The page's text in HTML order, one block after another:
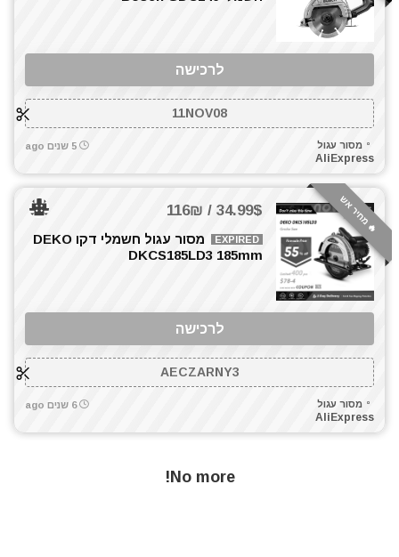
בוקסות הינע 1/2"
ביטים
ביטים, מקדחים ובוקסות
גנרטורים ותחנות כח
חומרי הדבקה ואיטום
טרימר / ראוטר
כלי אינסטלציה
כלי גינון
כלי מדידה
כלים ידניים
כלים לחשמלאים
כרסומים לטרימר / ראוטר
להבים ומתכלים
מאוורר טכני
מברגות מקדחות ומברגונים
מברגים
לרכישה
11NOV08
מסור עגול
AliExpress
5 שנים ago
🔥 מחיר אש 34.99$ / 116₪
EXPIRED
מסור עגול חשמלי דקו DEKO
DKCS185LD3 185mm
לרכישה
AECZARNY3
מסור עגול
AliExpress
6 שנים ago
No more!